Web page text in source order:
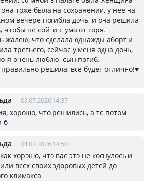
она тоже была на сохранении, у неё на
вечере погибла дочь, и она решила
чтобы не сойти с ума от горя.
жалею, что сделала однажды аборт и
третьего, сейчас у меня одна дочь,
я очень люблю, сын погиб.
решила, всё будет отлично!♥️
08.07.2026 14:37
, хорошо, что решились, а то потом
б
08.07.2026 14:50
хорошо, что вас это не коснулось и
всех своих здоровых детей до
климакса